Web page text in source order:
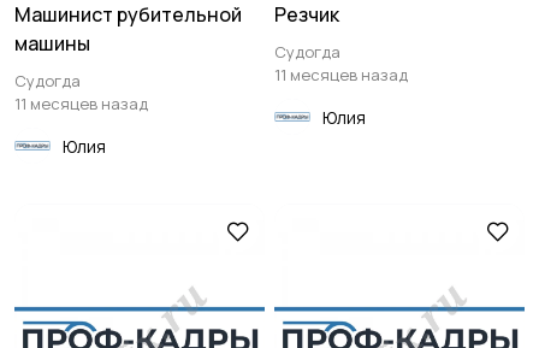
Машинист рубительной
машины
Судогда
11 месяцев назад
Юлия
Резчик
Судогда
11 месяцев назад
Юлия